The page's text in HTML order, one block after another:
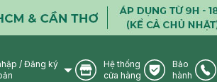
User Icon
/ Đăng ký
Store Icon
Hệ thống
cửa hàng
Warranty
Bảo
hành